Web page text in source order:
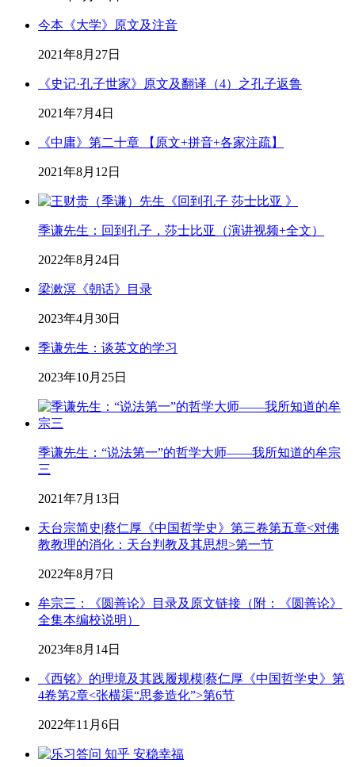
今本《大学》原文及注音
2021年8月27日
《史记·孔子世家》原文及翻译（4）之孔子返鲁
2021年7月4日
《中庸》第二十章 【原文+拼音+各家注疏】
2021年8月12日
季谦先生：回到孔子，莎士比亚（演讲视频+全文）
2022年8月24日
梁漱溟《朝话》目录
2023年4月30日
季谦先生：谈英文的学习
2023年10月25日
季谦先生：“说法第一”的哲学大师——我所知道的牟宗
三
2021年7月13日
天台宗简史|蔡仁厚《中国哲学史》第三卷第五章<对佛
教教理的消化：天台判教及其思想>第一节
2022年8月7日
牟宗三：《圆善论》目录及原文链接（附：《圆善论》
全集本编校说明）
2023年8月14日
《西铭》的理境及其践履规模|蔡仁厚《中国哲学史》第
4卷第2章<张横渠“思参造化”>第6节
2022年11月6日